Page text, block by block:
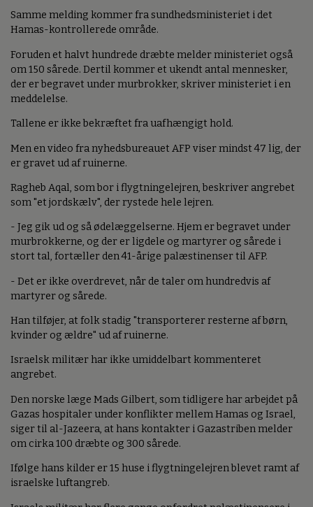
Samme melding kommer fra sundhedsministeriet i det
Hamas-kontrollerede område.
Foruden et halvt hundrede dræbte melder ministeriet også
om 150 sårede. Dertil kommer et ukendt antal mennesker,
der er begravet under murbrokker, skriver ministeriet i en
meddelelse.
Tallene er ikke bekræftet fra uafhængigt hold.
Men en video fra nyhedsbureauet AFP viser mindst 47 lig, der
er gravet ud af ruinerne.
Ragheb Aqal, som bor i flygtningelejren, beskriver angrebet
som "et jordskælv", der rystede hele lejren.
- Jeg gik ud og så ødelæggelserne. Hjem er begravet under
murbrokkerne, og der er ligdele og martyrer og sårede i
stort tal, fortæller den 41-årige palæstinenser til AFP.
- Det er ikke overdrevet, når de taler om hundredvis af
martyrer og sårede.
Han tilføjer, at folk stadig "transporterer resterne af børn,
kvinder og ældre" ud af ruinerne.
Israelsk militær har ikke umiddelbart kommenteret
angrebet.
Den norske læge Mads Gilbert, som tidligere har arbejdet på
Gazas hospitaler under konflikter mellem Hamas og Israel,
siger til al-Jazeera, at hans kontakter i Gazastriben melder
om cirka 100 dræbte og 300 sårede.
Ifølge hans kilder er 15 huse i flygtningelejren blevet ramt af
israelske luftangreb.